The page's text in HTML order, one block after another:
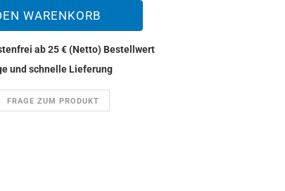
FRAGE ZUM PRODUKT